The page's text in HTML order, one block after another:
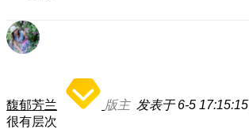
馥郁芳兰 版主 发表于 6-5 17:15:15
很有层次